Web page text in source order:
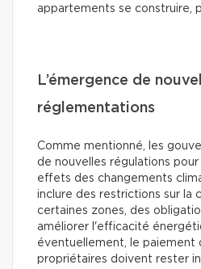
appartements se construire,
L’émergence de
réglementations
Comme mentionné, les
de nouvelles régulations
effets des changements
inclure des restrictions sur la
certaines zones, des
améliorer l'efficacité
éventuellement, le paiement
propriétaires doivent rester